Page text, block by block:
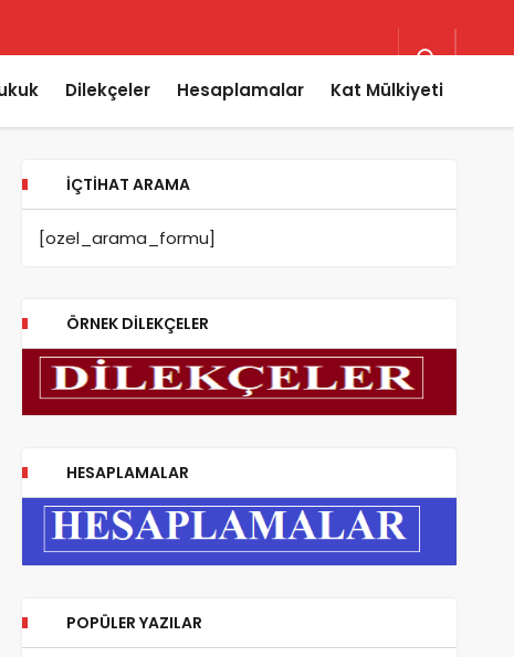
Dilekçeler Hesaplamalar Kat Mülkiyeti
İÇTIHAT ARAMA
[ozel_arama_formu]
ÖRNEK DILEKÇELER
HESAPLAMALAR
POPÜLER YAZILAR